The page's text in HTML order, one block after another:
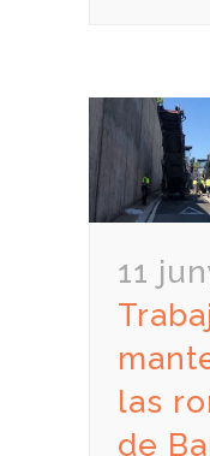
11
las
de